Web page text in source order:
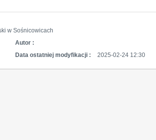
w Sośnicowicach
Autor :
Data ostatniej modyfikacji : 2025-02-24 12:30